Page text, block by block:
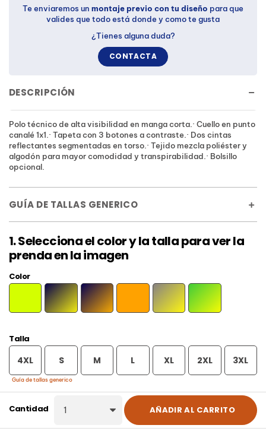
Color
Talla
4XL S M L XL 2XL 3XL
Guía de tallas generico
Cantidad AÑADIR AL CARRITO
DESCRIPCIÓN
Polo técnico de alta visibilidad en manga corta.· Cuello en punto
canalé 1x1.· Tapeta con 3 botones a contraste.· Dos cintas
reflectantes segmentadas en torso.· Tejido mezcla poliéster y
algodón para mayor comodidad y transpirabilidad.· Bolsillo
opcional.
GUÍA DE TALLAS GENERICO
1. Selecciona el color y la talla para ver la
prenda en la imagen
Te enviaremos un montaje previo con tu diseño para que
valides que todo está donde y como te gusta
¿Tienes alguna duda?
CONTACTA